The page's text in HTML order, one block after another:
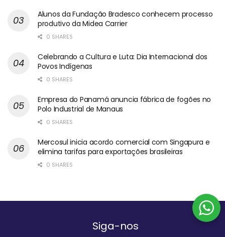
Alunos da Fundação Bradesco conhecem processo
produtivo da Midea Carrier
0 SHARES
Celebrando a Cultura e Luta: Dia Internacional dos
Povos Indígenas
0 SHARES
Empresa do Panamá anuncia fábrica de fogões no
Polo Industrial de Manaus
0 SHARES
Mercosul inicia acordo comercial com Singapura e
elimina tarifas para exportações brasileiras
0 SHARES
Siga-nos